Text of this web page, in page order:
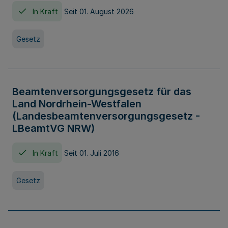
In Kraft Seit 01. August 2026
Gesetz
Beamtenversorgungsgesetz für das
Land Nordrhein-Westfalen
(Landesbeamtenversorgungsgesetz -
LBeamtVG NRW)
In Kraft Seit 01. Juli 2016
Gesetz